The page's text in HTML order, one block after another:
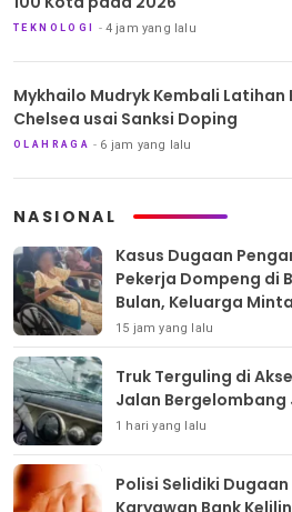
TEKNOLOGI 4 jam yang lalu
Mykhailo Mudryk Kembali Latihan
Chelsea usai Sanksi Doping
OLAHRAGA 6 jam yang lalu
NASIONAL
Kasus Dugaan
Pekerja Dompeng di
Bulan, Keluarga
15 jam yang lalu
Truk Terguling di
Jalan
1 hari yang lalu
Polisi Selidiki